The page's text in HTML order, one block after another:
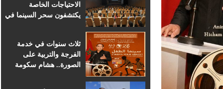
الاحتياجات الخاصة
يكتشفون سحر السينما في
ثلاث سنوات في خدمة
الفرجة والتربية على
الصورة.. هشام سكومة